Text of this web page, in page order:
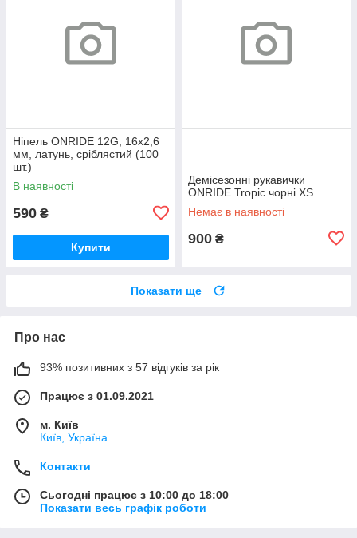
Ніпель ONRIDE 12G, 16x2,6
мм, латунь, сріблястий (100
шт.)
В наявності
590 ₴
Купити
Демісезонні рукавички
ONRIDE Tropic чорні XS
Немає в наявності
900 ₴
Показати ще
Про нас
93% позитивних з 57 відгуків за рік
Працює з 01.09.2021
м. Київ
Київ, Україна
Контакти
Сьогодні працює з 10:00 до 18:00
Показати весь графік роботи